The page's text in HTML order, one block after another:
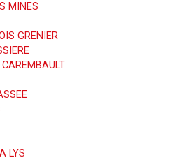
MINES
GRENIER
LYS